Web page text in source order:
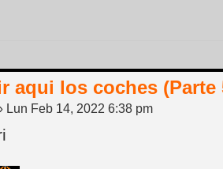
aqui los coches (Parte
Lun Feb 14, 2022 6:38 pm